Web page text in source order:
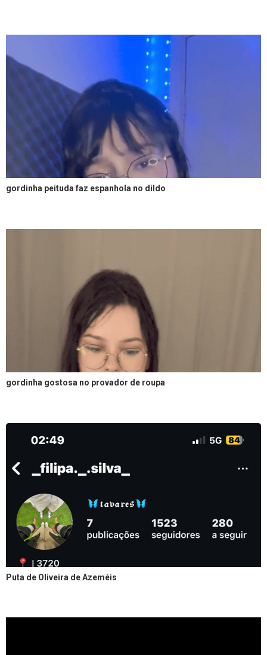
gordinha peituda faz espanhola no dildo
gordinha gostosa no provador de roupa
Puta de Oliveira de Azeméis